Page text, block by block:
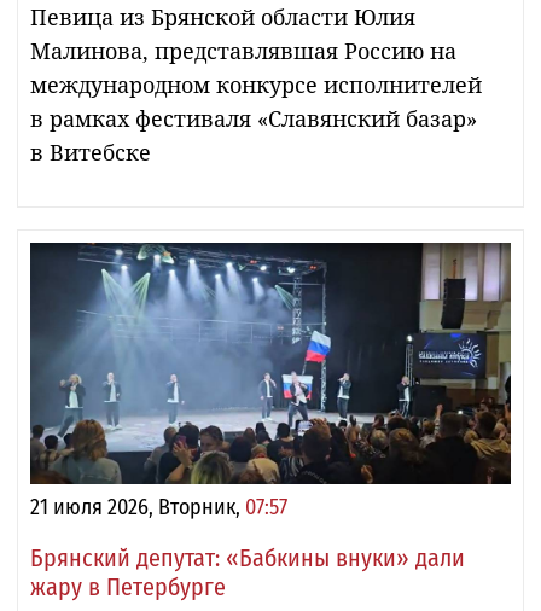
Певица из Брянской области Юлия
Малинова, представлявшая Россию на
международном конкурсе исполнителей
в рамках фестиваля «Славянский базар»
в Витебске
21 июля 2026, Вторник, 07:57
Брянский депутат: «Бабкины внуки» дали
жару в Петербурге